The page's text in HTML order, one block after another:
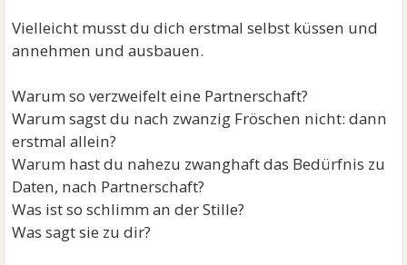
Vielleicht musst du dich erstmal selbst küssen und
annehmen und ausbauen.
Warum so verzweifelt eine Partnerschaft?
Warum sagst du nach zwanzig Fröschen nicht: dann
erstmal allein?
Warum hast du nahezu zwanghaft das Bedürfnis zu
Daten, nach Partnerschaft?
Was ist so schlimm an der Stille?
Was sagt sie zu dir?